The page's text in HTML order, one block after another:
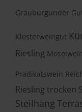
Grauburgunder
Klosterweingut
Riesling Moselwein
Prädikatswein
Riesling trocken
Steilhang